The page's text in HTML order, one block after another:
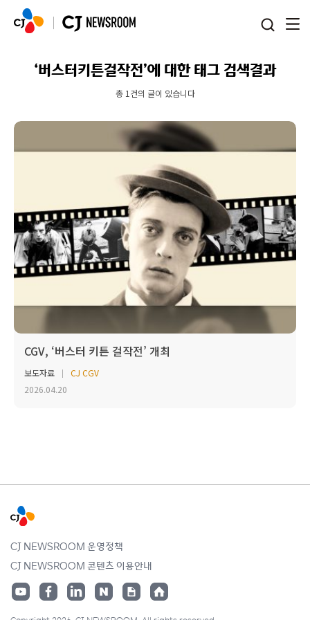
‘버스터키튼걸작전’에 대한 태그 검색결과
총 1건의 글이 있습니다
CGV, ‘버스터 키튼 걸작전’ 개최
보도자료
CJ CGV
2026.04.20
CJ NEWSROOM 운영정책
CJ NEWSROOM 콘텐츠 이용안내